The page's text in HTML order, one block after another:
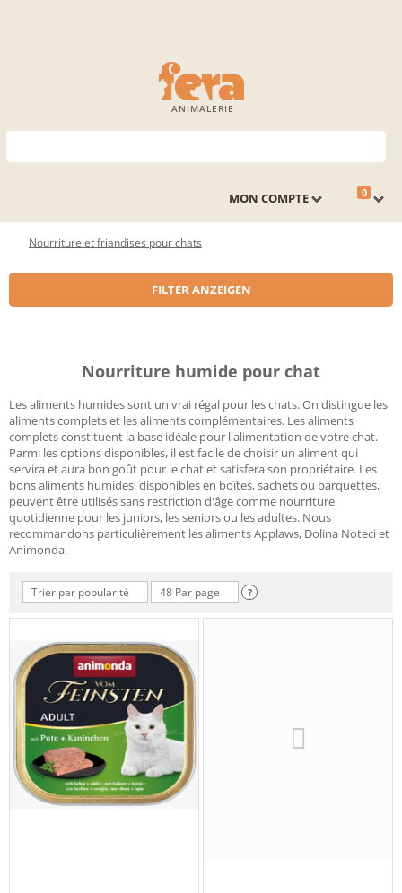
ANIMALERIE
0
MON COMPTE
Nourriture et friandises pour chats
FILTER ANZEIGEN
Nourriture humide pour chat
Les aliments humides sont un vrai régal pour les chats. On distingue les
aliments complets et les aliments complémentaires. Les aliments
complets constituent la base idéale pour l'alimentation de votre chat.
Parmi les options disponibles, il est facile de choisir un aliment qui
servira et aura bon goût pour le chat et satisfera son propriétaire. Les
bons aliments humides, disponibles en boîtes, sachets ou barquettes,
peuvent être utilisés sans restriction d'âge comme nourriture
quotidienne pour les juniors, les seniors ou les adultes. Nous
recommandons particulièrement les aliments Applaws, Dolina Noteci et
Animonda.
Trier par popularité 48 Par page ?